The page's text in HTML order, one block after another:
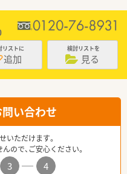
リストに
追加
検討リストを
見る
い合わせ
いただけます。
ので、ご安心ください。
3
4